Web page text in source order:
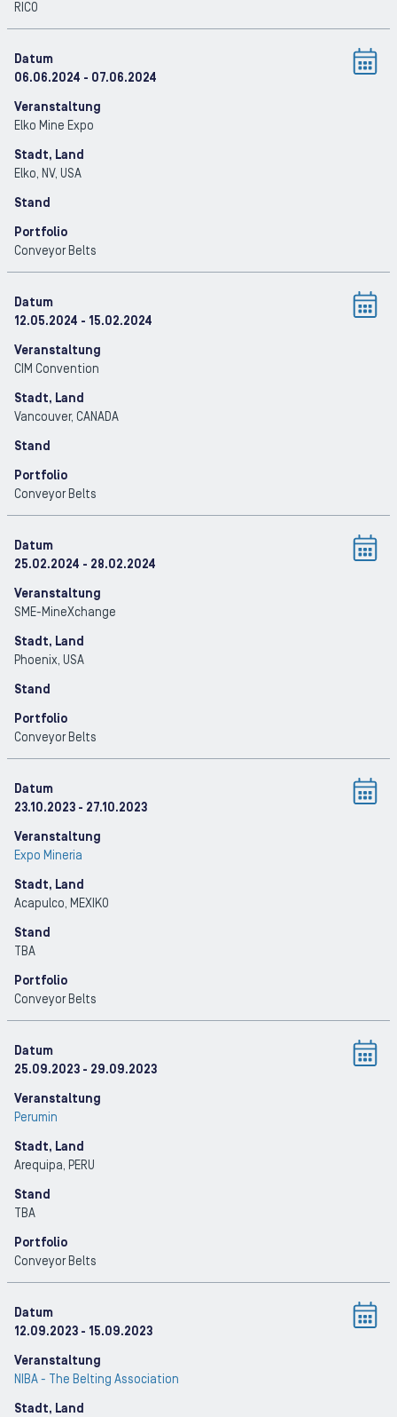
RICO
Datum
06.06.2024 - 07.06.2024
Veranstaltung
Elko Mine Expo
Stadt, Land
Elko, NV, USA
Stand
Portfolio
Conveyor Belts
Datum
12.05.2024 - 15.02.2024
Veranstaltung
CIM Convention
Stadt, Land
Vancouver, CANADA
Stand
Portfolio
Conveyor Belts
Datum
25.02.2024 - 28.02.2024
Veranstaltung
SME-MineXchange
Stadt, Land
Phoenix, USA
Stand
Portfolio
Conveyor Belts
Datum
23.10.2023 - 27.10.2023
Veranstaltung
Expo Mineria
Stadt, Land
Acapulco, MEXIKO
Stand
TBA
Portfolio
Conveyor Belts
Datum
25.09.2023 - 29.09.2023
Veranstaltung
Perumin
Stadt, Land
Arequipa, PERU
Stand
TBA
Portfolio
Conveyor Belts
Datum
12.09.2023 - 15.09.2023
Veranstaltung
NIBA - The Belting Association
Stadt, Land